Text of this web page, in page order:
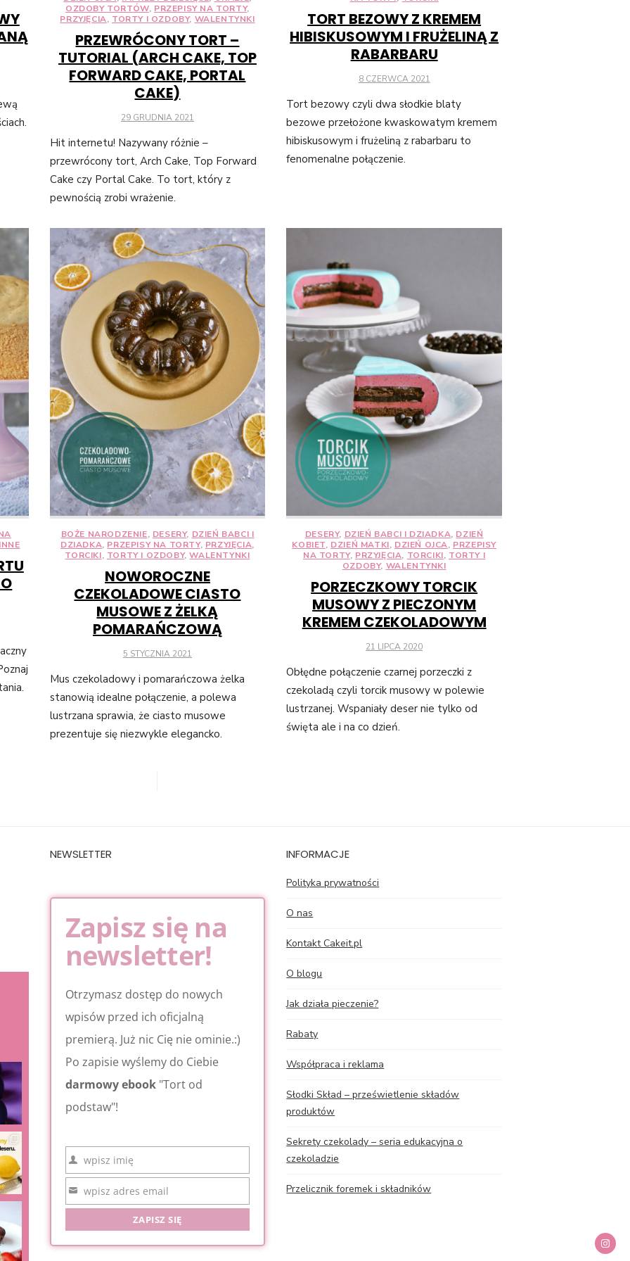
OZDOBY TORTÓW, PRZEPISY NA TORTY,
PRZYJĘCIA, TORTY I OZDOBY, WALENTYNKI
PRZEWRÓCONY TORT –
TUTORIAL (ARCH CAKE, TOP
FORWARD CAKE, PORTAL
CAKE)
POSTED
29 GRUDNIA 2021
Hit internetu! Nazywany różnie –
przewrócony tort, Arch Cake, Top Forward
Cake czy Portal Cake. To tort, który z
pewnością zrobi wrażenie.
TORT BEZOWY Z KREMEM
HIBISKUSOWYM I FRUŻELINĄ Z
RABARBARU
POSTED
8 CZERWCA 2021
Tort bezowy czyli dwa słodkie blaty
bezowe przełożone kwaskowatym kremem
hibiskusowym i frużeliną z rabarbaru to
fenomenalne połączenie.
BOŻE NARODZENIE, DESERY, DZIEŃ BABCI I
DZIADKA, PRZEPISY NA TORTY, PRZYJĘCIA,
TORCIKI, TORTY I OZDOBY,WALENTYNKI
NOWOROCZNE
CZEKOLADOWE CIASTO
MUSOWE Z ŻELKĄ
POMARAŃCZOWĄ
POSTED
5 STYCZNIA 2021
Mus czekoladowy i pomarańczowa żelka
stanowią idealne połączenie, a polewa
lustrzana sprawia, że ciasto musowe
prezentuje się niezwykle elegancko.
DESERY, DZIEŃ BABCI I DZIADKA, DZIEŃ
KOBIET, DZIEŃ MATKI, DZIEŃ OJCA, PRZEPISY
NA TORTY, PRZYJĘCIA, TORCIKI, TORTY I
OZDOBY, WALENTYNKI
PORZECZKOWY TORCIK
MUSOWY Z PIECZONYM
KREMEM CZEKOLADOWYM
POSTED
21 LIPCA 2020
Obłędne połączenie czarnej porzeczki z
czekoladą czyli torcik musowy w polewie
lustrzanej. Wspaniały deser nie tylko od
święta ale i na co dzień.
NEWSLETTER
Zapisz się na
newsletter!
Otrzymasz dostęp do nowych
wpisów przed ich oficjalną
premierą. Już nic Cię nie ominie.:)
Po zapisie wyślemy do Ciebie
darmowy ebook"Tort od
podstaw"!
Imię
wpisz imię
Email
wpisz adres email
ZAPISZ SIĘ
INFORMACJE
Polityka prywatności
O nas
Kontakt Cakeit.pl
O blogu
Jak działa pieczenie?
Rabaty
Współpraca i reklama
Słodki Skład – prześwietlenie składów
produktów
Sekrety czekolady – seria edukacyjna o
czekoladzie
Przelicznik foremek i składników